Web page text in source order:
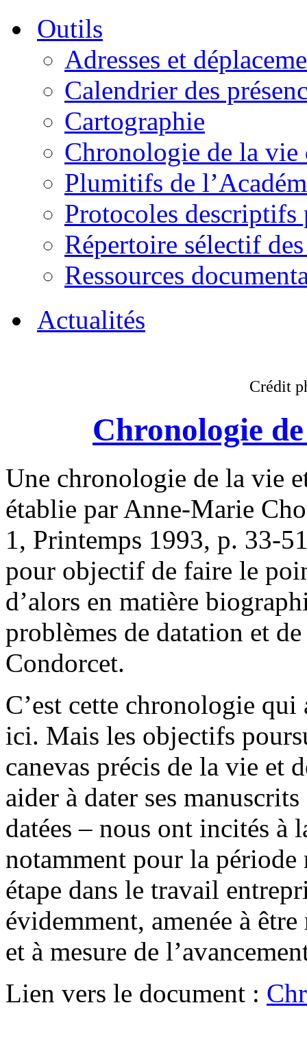
Outils
Adresses et
Calendrier des
Cartographie
Chronologie de la vie
Plumitifs de
Protocoles descriptifs
Répertoire sélectif
Ressources
Actualités
Crédit
Chronologie
Une chronologie de la vie
établie par Anne-Marie
1, Printemps 1993, p. 33-
pour objectif de faire le
d’alors en matière
problèmes de datation et
Condorcet.
C’est cette chronologie
ici. Mais les objectifs
canevas précis de la vie et
aider à dater ses
datées – nous ont incités à
notamment pour la
étape dans le travail
évidemment, amenée à
et à mesure de
Lien vers le document :